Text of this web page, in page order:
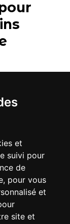
et
suivi pour
de
pour vous
et
site et